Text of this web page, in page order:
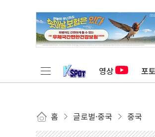
영상 포토
홈 글로벌·중국 중국